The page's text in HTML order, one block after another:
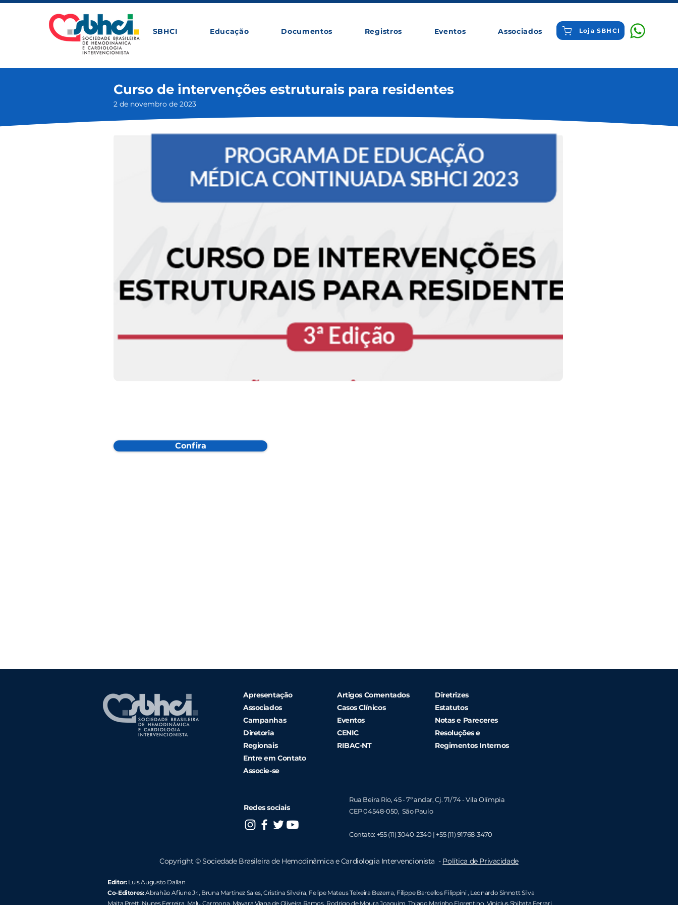
SBHCI Educação Documentos Registros Eventos Associados Loja SBHCI
Confira
Curso de intervenções estruturais para residentes
2 de novembro de 2023
Apresentação
Associados
Campanhas
Diretoria
Regionais
Entre em Contato
Associe-se
Artigos Comentados
Casos Clínicos
Eventos
CENIC
RIBAC-NT
Diretrizes
Estatutos
Notas e Pareceres
Resoluções e
Regimentos Internos
Redes sociais
Rua Beira Rio, 45 - 7º andar, Cj. 71/ 74 - Vila Olímpia
CEP 04548-050, São Paulo
Contato: +55 (11) 3040-2340 | +55 (11)91768-3470
Copyright ©Sociedade Brasileira de Hemodinâmica e Cardiologia Intervencionista - Política de Privacidade
Editor: Luis Augusto Dallan
Co-Editores:Abrahão Afiune Jr., Bruna Martinez Sales, Cristina Silveira, Felipe Mateus Teixeira Bezerra, Filippe Barcellos Filippini, Leonardo Sinnott Silva
Maita Pretti Nunes Ferreira, Malu Carmona, Mayara Viana de Oliveira Ramos, Rodrigo de Moura Joaquim, Thiago Marinho Florentino, Vinicius Shibata Ferrari